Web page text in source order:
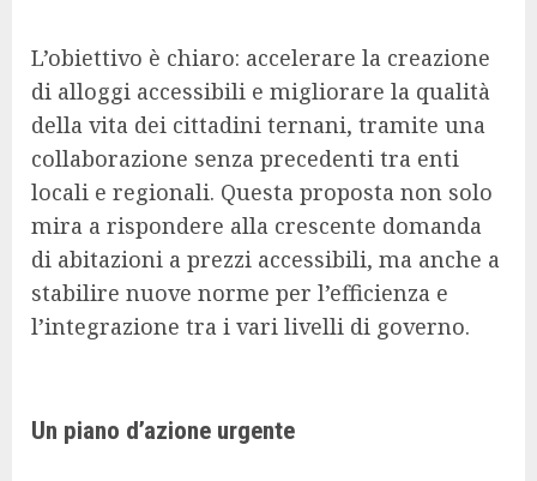
L’obiettivo è chiaro: accelerare la creazione
di alloggi accessibili e migliorare la qualità
della vita dei cittadini ternani, tramite una
collaborazione senza precedenti tra enti
locali e regionali. Questa proposta non solo
mira a rispondere alla crescente domanda
di abitazioni a prezzi accessibili, ma anche a
stabilire nuove norme per l’efficienza e
l’integrazione tra i vari livelli di governo.
Un piano d’azione urgente